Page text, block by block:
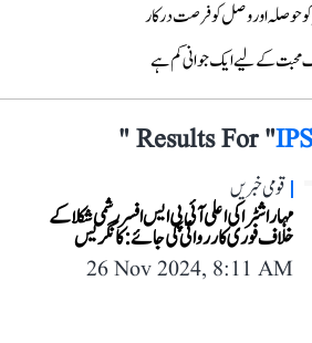
حوصلہ اور وصل کو فرصت درکار
کے لیے ایک جوانی کم ہے
Results For "
"
قومی خبریں
مہاراشٹرا کی اعلی آئی پی ایس افسر رشمی شکلا کے
خلاف فوری کارروائی کی جائے: کانگریس
26 Nov 2024, 8:11 AM